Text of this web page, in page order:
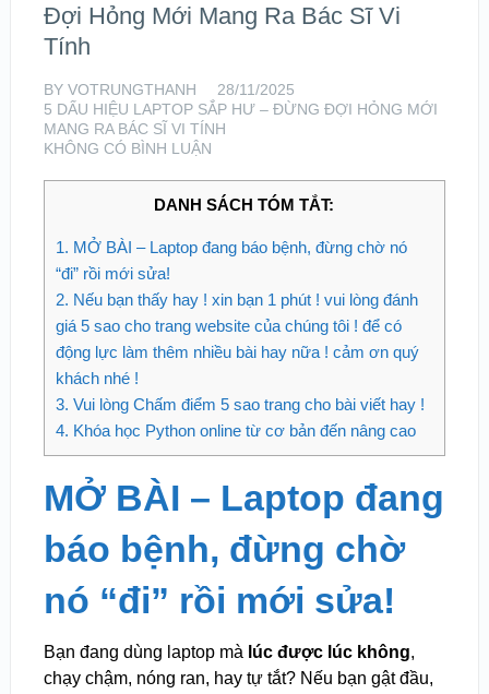
Đợi Hỏng Mới Mang Ra Bác Sĩ Vi
Tính
BY VOTRUNGTHANH
28/11/2025
5 DẤU HIỆU LAPTOP SẮP HƯ – ĐỪNG ĐỢI HỎNG MỚI
MANG RA BÁC SĨ VI TÍNH
KHÔNG CÓ BÌNH LUẬN
DANH SÁCH TÓM TẮT:
1. MỞ BÀI – Laptop đang báo bệnh, đừng chờ nó
“đi” rồi mới sửa!
2. Nếu bạn thấy hay ! xin bạn 1 phút ! vui lòng đánh
giá 5 sao cho trang website của chúng tôi ! để có
động lực làm thêm nhiều bài hay nữa ! cảm ơn quý
khách nhé !
3. Vui lòng Chấm điểm 5 sao trang cho bài viết hay !
4. Khóa học Python online từ cơ bản đến nâng cao
MỞ BÀI – Laptop đang
báo bệnh, đừng chờ
nó “đi” rồi mới sửa!
Bạn đang dùng laptop mà lúc được lúc không,
chạy chậm, nóng ran, hay tự tắt? Nếu bạn gật đầu,